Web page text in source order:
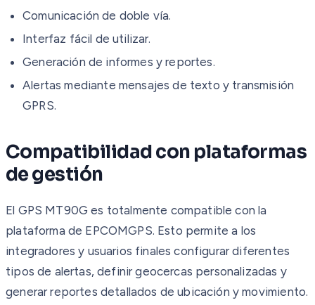
Comunicación de doble vía.
Interfaz fácil de utilizar.
Generación de informes y reportes.
Alertas mediante mensajes de texto y transmisión
GPRS.
Compatibilidad con plataformas
de gestión
El GPS MT90G es totalmente compatible con la
plataforma de EPCOMGPS. Esto permite a los
integradores y usuarios finales configurar diferentes
tipos de alertas, definir geocercas personalizadas y
generar reportes detallados de ubicación y movimiento.